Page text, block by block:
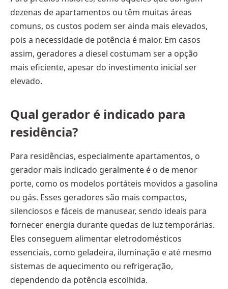
dezenas de apartamentos ou têm muitas áreas
comuns, os custos podem ser ainda mais elevados,
pois a necessidade de potência é maior. Em casos
assim, geradores a diesel costumam ser a opção
mais eficiente, apesar do investimento inicial ser
elevado.
Qual gerador é indicado para
residência?
Para residências, especialmente apartamentos, o
gerador mais indicado geralmente é o de menor
porte, como os modelos portáteis movidos a gasolina
ou gás. Esses geradores são mais compactos,
silenciosos e fáceis de manusear, sendo ideais para
fornecer energia durante quedas de luz temporárias.
Eles conseguem alimentar eletrodomésticos
essenciais, como geladeira, iluminação e até mesmo
sistemas de aquecimento ou refrigeração,
dependendo da potência escolhida.